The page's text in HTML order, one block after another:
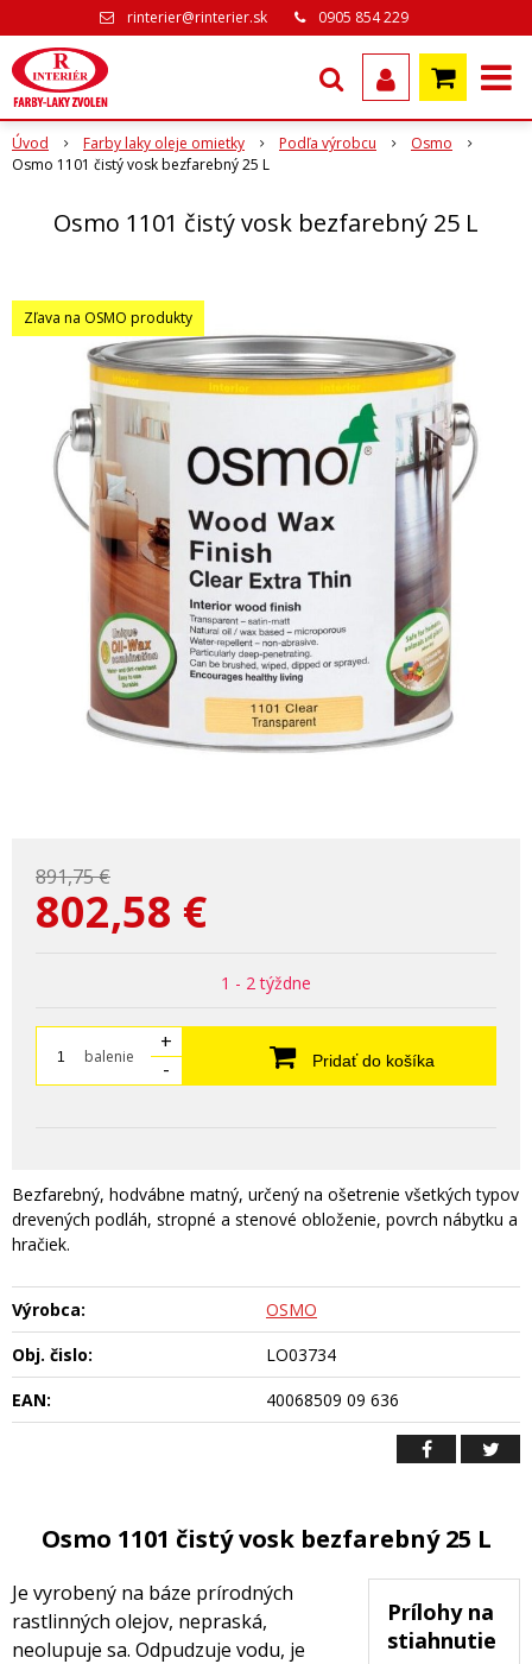
rinterier@rinterier.sk 0905 854 229
Úvod Farby laky oleje omietky Podľa výrobcu
Osmo
Osmo 1101 čistý vosk bezfarebný 25 L
Osmo 1101 čistý vosk bezfarebný 25 L
Zľava na OSMO produkty
891,75 €
802,58 €
1 - 2 týždne
balenie
+
-
Pridať do košíka
Bezfarebný, hodvábne matný, určený na ošetrenie všetkých typov
drevených podláh, stropné a stenové obloženie, povrch nábytku a
hračiek.
Výrobca:
OSMO
Obj. čislo:
LO03734
EAN:
40068509 09 636
Osmo 1101 čistý vosk bezfarebný 25 L
Prílohy na
stiahnutie
Je vyrobený na báze prírodných
rastlinných olejov, nepraská,
neolupuje sa. Odpudzuje vodu, je